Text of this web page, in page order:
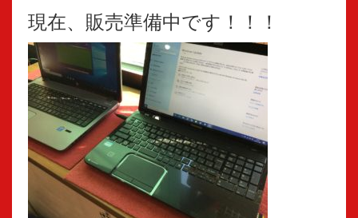
現在、販売準備中です！！！